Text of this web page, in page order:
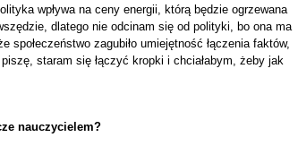
wpływa na ceny energii, którą będzie ogrzewana
dlatego nie odcinam się od polityki, bo ona ma
społeczeństwo zagubiło umiejętność łączenia faktów,
staram się łączyć kropki i chciałabym, żeby jak
nauczycielem?